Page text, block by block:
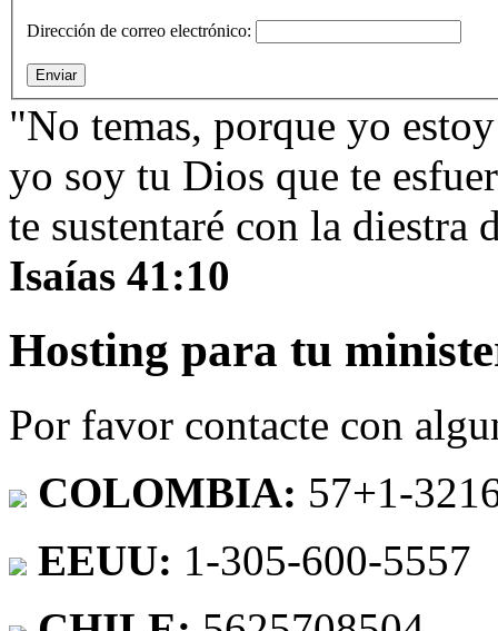
Dirección de correo electrónico:
Enviar
"No temas, porque yo
yo soy tu Dios que te
te sustentaré con la diestra
Isaías 41:10
Hosting para tu
Por favor contacte con
COLOMBIA: 57+1-
EEUU: 1-305-600-5557